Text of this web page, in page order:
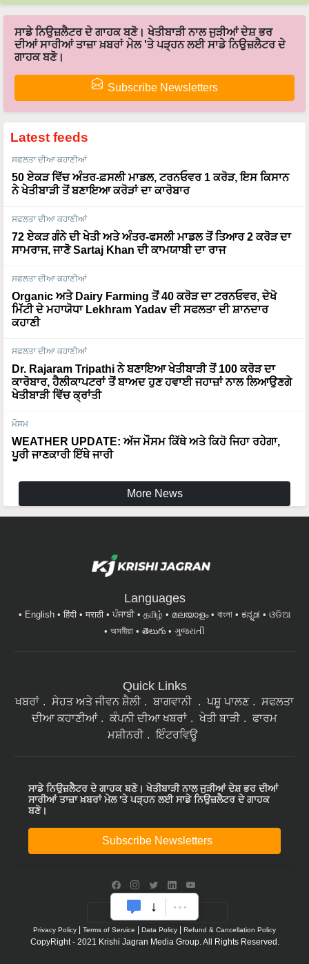
ਸਾਡੇ ਨਿਉਜ਼ਲੈਟਰ ਦੇ ਗਾਹਕ ਬਣੋ। ਖੇਤੀਬਾੜੀ ਨਾਲ ਜੁੜੀਆਂ ਦੇਸ਼ ਭਰ
ਦੀਆਂ ਸਾਰੀਆਂ ਤਾਜ਼ਾ ਖ਼ਬਰਾਂ ਮੇਲ 'ਤੇ ਪੜ੍ਹਨ ਲਈ ਸਾਡੇ ਨਿਉਜ਼ਲੈਟਰ ਦੇ
ਗਾਹਕ ਬਣੋ।
Subscribe Newsletters
Latest feeds
ਸਫਲਤਾ ਦੀਆ ਕਹਾਣੀਆਂ
50 ਏਕੜ ਵਿੱਚ ਅੰਤਰ-ਫ਼ਸਲੀ ਮਾਡਲ, ਟਰਨਓਵਰ 1 ਕਰੋੜ, ਇਸ ਕਿਸਾਨ
ਨੇ ਖੇਤੀਬਾੜੀ ਤੋਂ ਬਣਾਇਆ ਕਰੋੜਾਂ ਦਾ ਕਾਰੋਬਾਰ
ਸਫਲਤਾ ਦੀਆ ਕਹਾਣੀਆਂ
72 ਏਕੜ ਗੰਨੇ ਦੀ ਖੇਤੀ ਅਤੇ ਅੰਤਰ-ਫਸਲੀ ਮਾਡਲ ਤੋਂ ਤਿਆਰ 2 ਕਰੋੜ ਦਾ
ਸਾਮਰਾਜ, ਜਾਣੋ Sartaj Khan ਦੀ ਕਾਮਯਾਬੀ ਦਾ ਰਾਜ
ਸਫਲਤਾ ਦੀਆ ਕਹਾਣੀਆਂ
Organic ਅਤੇ Dairy Farming ਤੋਂ 40 ਕਰੋੜ ਦਾ ਟਰਨਓਵਰ, ਦੇਖੋ
ਮਿੱਟੀ ਦੇ ਮਹਾਯੋਧਾ Lekhram Yadav ਦੀ ਸਫਲਤਾ ਦੀ ਸ਼ਾਨਦਾਰ
ਕਹਾਣੀ
ਸਫਲਤਾ ਦੀਆ ਕਹਾਣੀਆਂ
Dr. Rajaram Tripathi ਨੇ ਬਣਾਇਆ ਖੇਤੀਬਾੜੀ ਤੋਂ 100 ਕਰੋੜ ਦਾ
ਕਾਰੋਬਾਰ, ਹੈਲੀਕਾਪਟਰਾਂ ਤੋਂ ਬਾਅਦ ਹੁਣ ਹਵਾਈ ਜਹਾਜ਼ਾਂ ਨਾਲ ਲਿਆਉਣਗੇ
ਖੇਤੀਬਾੜੀ ਵਿੱਚ ਕ੍ਰਾਂਤੀ
ਮੌਸਮ
WEATHER UPDATE: ਅੱਜ ਮੌਸਮ ਕਿੱਥੇ ਅਤੇ ਕਿਹੋ ਜਿਹਾ ਰਹੇਗਾ,
ਪੂਰੀ ਜਾਣਕਾਰੀ ਇੱਥੇ ਜਾਰੀ
More News
Languages
English हिंदी मराठी ਪੰਜਾਬੀ தமிழ் മലയാളം বাংলা ಕನ್ನಡ
ଓଡିଆ
অসমীয়া
తెలుగు ગુજરાતી
Quick Links
ਖਬਰਾਂ ਸੇਹਤ ਅਤੇ ਜੀਵਨ ਸ਼ੈਲੀ ਬਾਗਵਾਨੀ ਪਸ਼ੂ ਪਾਲਣ
ਸਫਲਤਾ
ਦੀਆ ਕਹਾਣੀਆਂ
ਕੰਪਨੀ ਦੀਆ ਖਬਰਾਂ ਖੇਤੀ ਬਾੜੀ
ਫਾਰਮ
ਮਸ਼ੀਨਰੀ
ਇੰਟਰਵਿਊ
ਸਾਡੇ ਨਿਉਜ਼ਲੈਟਰ ਦੇ ਗਾਹਕ ਬਣੋ। ਖੇਤੀਬਾੜੀ ਨਾਲ ਜੁੜੀਆਂ ਦੇਸ਼ ਭਰ ਦੀਆਂ
ਸਾਰੀਆਂ ਤਾਜ਼ਾ ਖ਼ਬਰਾਂ ਮੇਲ 'ਤੇ ਪੜ੍ਹਨ ਲਈ ਸਾਡੇ ਨਿਉਜ਼ਲੈਟਰ ਦੇ ਗਾਹਕ
ਬਣੋ।
Subscribe Newsletters
Privacy Policy Terms of Service Data Policy Refund & Cancellation Policy
CopyRight - 2021 Krishi Jagran Media Group. All Rights Reserved.